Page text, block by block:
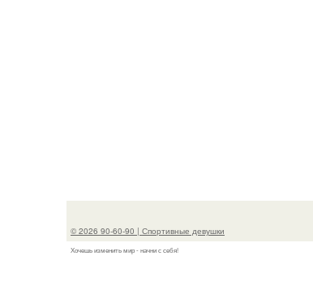
© 2026 90-60-90 | Спортивные девушки
Хочешь изменить мир - начни с себя!